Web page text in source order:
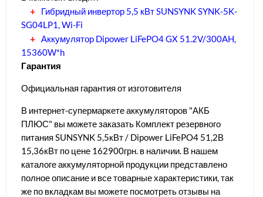
Гибридный инвертор 5,5 кВт SUNSYNK SYNK-5K-
SG04LP1, Wi-Fi
Аккумулятор Dipower LiFePO4 GX 51.2V/300AH,
15360W*h
Гарантия
Официальная гарантия от изготовителя
В интернет-супермаркете аккумуляторов "АКБ
ПЛЮС" вы можете заказать Комплект резервного
питания SUNSYNK 5,5кВт / Dipower LiFePO4 51,2В
15,36кВт по цене 162900грн. в наличии. В нашем
каталоге аккумуляторной продукции представлено
полное описание и все товарные характеристики, так
же по вкладкам вы можете посмотреть отзывы на